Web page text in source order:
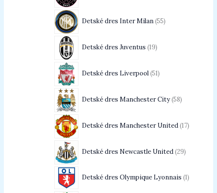
Detské dres Inter Milan 55
Detské dres Juventus 19
Detské dres Liverpool 51
Detské dres Manchester City 58
Detské dres Manchester United 17
Detské dres Newcastle United 29
Detské dres Olympique Lyonnais 1